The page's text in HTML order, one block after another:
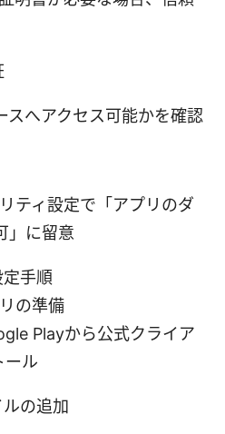
スへアクセス可能かを確認
ティ設定で「アプリのダ
」に留意
手順
の準備
Playから公式クライア
ール
の追加